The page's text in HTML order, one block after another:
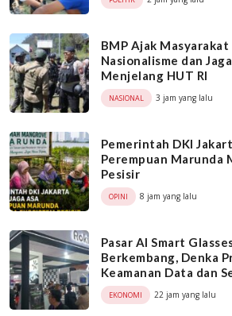
BMP Ajak
Nasionalisme dan
Menjelang HUT RI
NASIONAL 3 jam yang lalu
Pemerintah DKI
Perempuan Marunda
Pesisir
OPINI 8 jam yang lalu
Pasar AI Smart
Berkembang, Denka
Keamanan Data dan
EKONOMI 22 jam yang lalu